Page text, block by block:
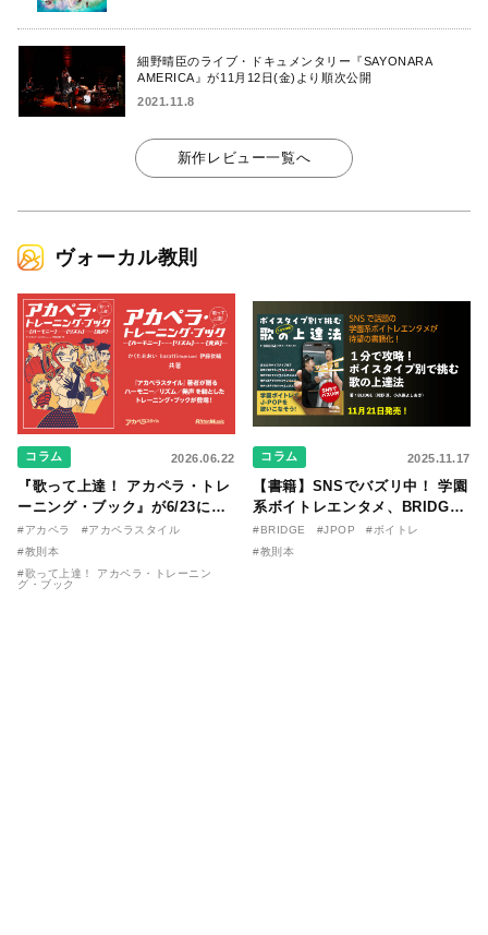
細野晴臣のライブ・ドキュメンタリー『SAYONARA
AMERICA』が11月12日(金)より順次公開
2021.11.8
新作レビュー一覧へ
ヴォーカル教則
コラム 2026.06.22
『歌って上達！ アカペラ・トレ
ーニング・ブック』が6/23に発
売！ 課題曲音源・音取り用アプ
リを公開。
#アカペラ
#アカペラスタイル
#教則本
#歌って上達！ アカペラ・トレーニン
グ・ブック
コラム 2025.11.17
【書籍】SNSでバズリ中！ 学園
系ボイトレエンタメ、BRIDGE
が届ける教則本『１分で攻略！
ボイスタイプ別で挑む歌の上達
#BRIDGE #JPOP
#ボイトレ
#教則本